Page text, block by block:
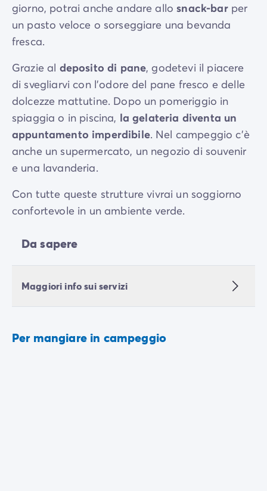
giorno, potrai anche andare allosnack-barper
un pasto veloce o sorseggiare una bevanda
fresca.
Grazie al deposito di pane, godetevi il piacere
di svegliarvi con l'odore del pane fresco e delle
dolcezze mattutine. Dopo un pomeriggio in
spiaggia o in piscina, la gelateria diventa un
appuntamento imperdibile. Nel campeggio c’è
anche un supermercato, un negozio di souvenir
e una lavanderia.
Con tutte queste strutture vivrai un soggiorno
confortevole in un ambiente verde.
Da sapere
Maggiori info sui servizi
Per mangiare in campeggio